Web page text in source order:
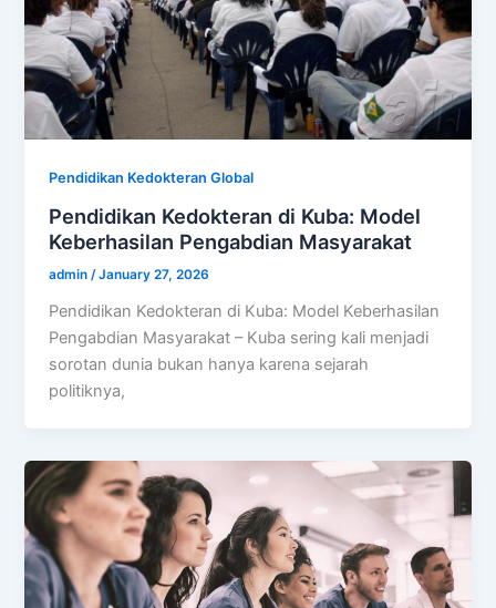
Pendidikan Kedokteran Global
Pendidikan Kedokteran di Kuba: Model
Keberhasilan Pengabdian Masyarakat
admin/January 27, 2026
Pendidikan Kedokteran di Kuba: Model Keberhasilan
Pengabdian Masyarakat – Kuba sering kali menjadi
sorotan dunia bukan hanya karena sejarah
politiknya,